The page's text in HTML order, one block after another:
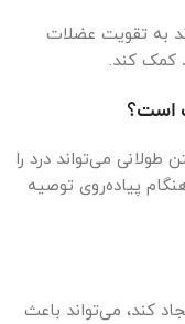
به تقویت عضلات
کمک کند.
است؟
طولانی می‌تواند درد را
پیاده‌روی توصیه
کند، می‌تواند باعث